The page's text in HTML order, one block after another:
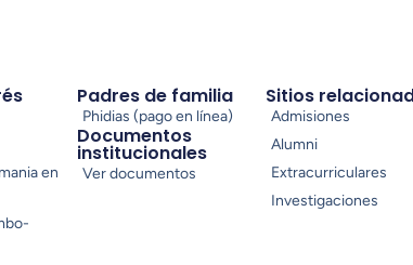
en
Padres de familia
Phidias (pago en línea)
Documentos
institucionales
Ver documentos
Sitios
Admisiones
Alumni
Extracurriculares
Investigaciones